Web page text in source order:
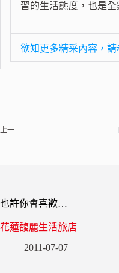
習的生活態度，也是
欲知更多精采內容，請
上一
也許你會喜歡…
花蓮馥麗生活旅店
2011-07-07